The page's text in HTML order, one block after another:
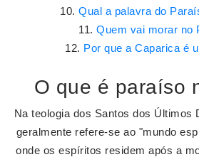
Qual a palavra do
Quem vai morar no
Por que a Caparica é
O que é paraíso
Na teologia dos Santos dos Últimos
geralmente refere-se ao "mundo
onde os espíritos residem após a